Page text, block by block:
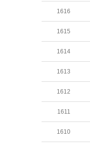
1616
1615
1614
1613
1612
1611
1610